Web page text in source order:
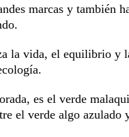
marcas y también
la vida, el equilibrio y
es el verde
el verde algo azulado